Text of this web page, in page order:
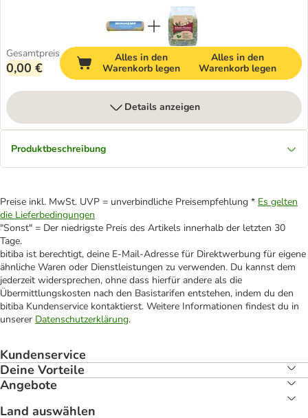
Gesamtpreis
0,00 €
Alles in den
Warenkorb legen
Alles in den
Warenkorb legen
Details anzeigen
Produktbeschreibung
Preise inkl. MwSt. UVP = unverbindliche Preisempfehlung * Es gelten
die Lieferbedingungen
"Sonst" = Der niedrigste Preis des Artikels innerhalb der letzten 30
Tage.
bitiba ist berechtigt, deine E-Mail-Adresse für Direktwerbung für eigene
ähnliche Waren oder Dienstleistungen zu verwenden. Du kannst dem
jederzeit widersprechen, ohne dass hierfür andere als die
Übermittlungskosten nach den Basistarifen entstehen, indem du den
bitiba Kundenservice kontaktierst. Weitere Informationen findest du in
unserer Datenschutzerklärung.
Kundenservice
Deine Vorteile
Angebote
Land auswählen